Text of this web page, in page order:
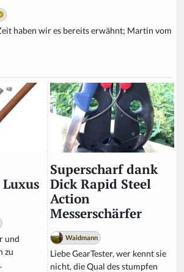
haben wir es bereits erwähnt; Martin vom
und
zu
Superscharf dank
Dick Rapid Steel
Action
Messerschärfer
Waidmann
Liebe GearTester, wer kennt sie
nicht, die Qual des stumpfen